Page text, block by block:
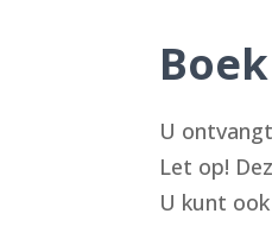
U
Let op!
U kunt